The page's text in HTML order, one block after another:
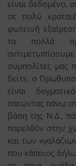
είναι δεδομένο,
σε πολύ
φωτεινή
τα πολλά
συμπολίτες μας
δείτε, ο
είναι
πατώντας πάνω
βάση της Ν.Δ.,
παρελθόν στην
και των
που κάποιος